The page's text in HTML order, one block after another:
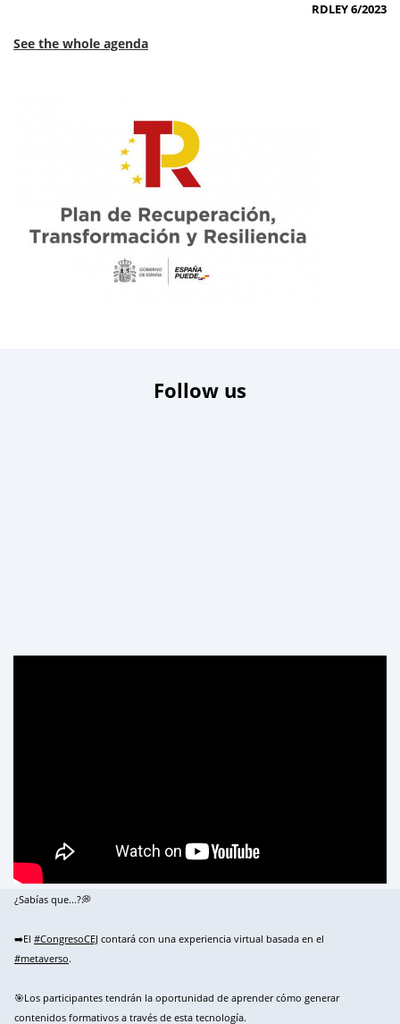
RDLEY 6/2023
See the whole agenda
Follow us
¿Sabías que...?💭
➡️El #CongresoCEJ contará con una experiencia virtual basada en el
#metaverso.
🎯Los participantes tendrán la oportunidad de aprender cómo generar
contenidos formativos a través de esta tecnología.